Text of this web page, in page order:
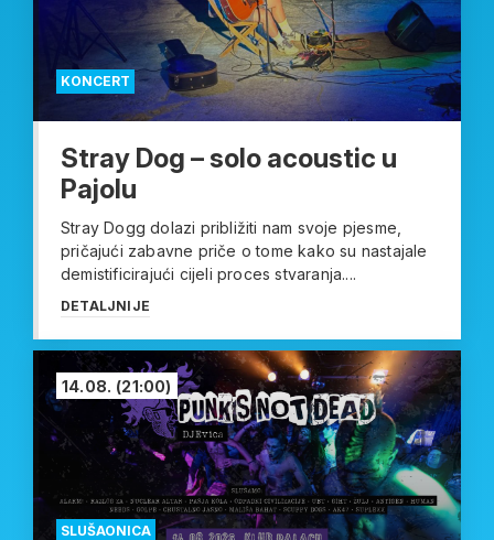
KONCERT
Stray Dog – solo acoustic u
Pajolu
Stray Dogg dolazi približiti nam svoje pjesme,
pričajući zabavne priče o tome kako su nastajale
demistificirajući cijeli proces stvaranja....
DETALJNIJE
SLUŠAONICA
14.08. (21:00)